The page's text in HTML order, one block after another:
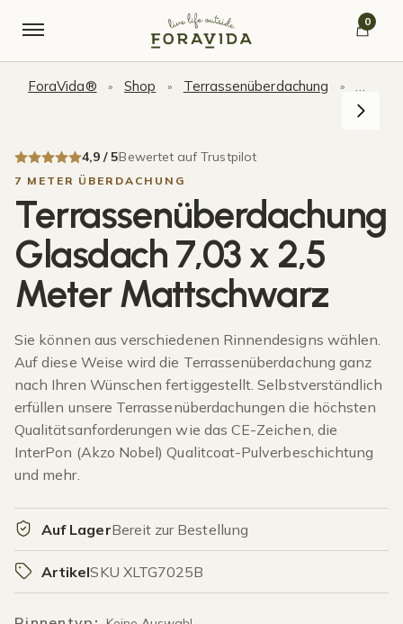
0
ForaVida® » Shop » Terrassenüberdachung »
4,9 / 5Bewertet auf Trustpilot
7 METER ÜBERDACHUNG
Terrassenüberdachung
Glasdach 7,03 x 2,5
Meter Mattschwarz
Sie können aus verschiedenen Rinnendesigns wählen.
Auf diese Weise wird die Terrassenüberdachung ganz
nach Ihren Wünschen fertiggestellt. Selbstverständlich
erfüllen unsere Terrassenüberdachungen die höchsten
Qualitätsanforderungen wie das CE-Zeichen, die
InterPon (Akzo Nobel) Qualitcoat-Pulverbeschichtung
und mehr.
Auf LagerBereit zur Bestellung
ArtikelSKU XLTG7025B